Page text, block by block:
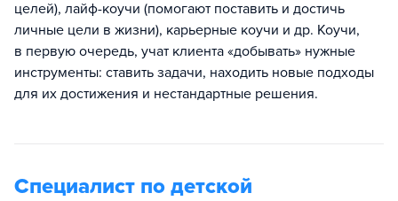
целей), лайф-коучи (помогают поставить и достичь
личные цели в жизни), карьерные коучи и др. Коучи,
в первую очередь, учат клиента «добывать» нужные
инструменты: ставить задачи, находить новые подходы
для их достижения и нестандартные решения.
Специалист по детской